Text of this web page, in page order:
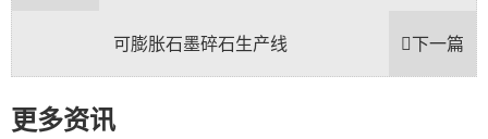
下一篇
可膨胀石墨碎石生产线
更多资讯